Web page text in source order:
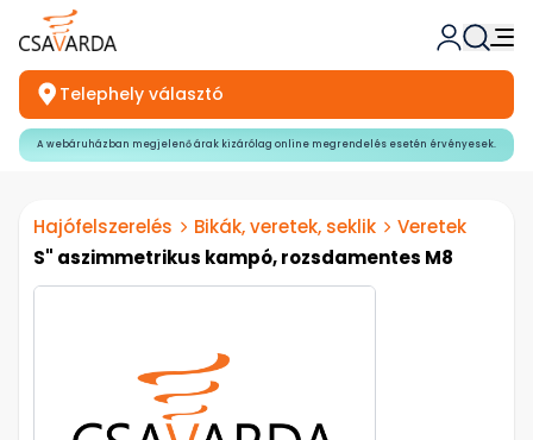
Telephely választó
A webáruházban megjelenő árak kizárólag online megrendelés esetén érvényesek.
Hajófelszerelés Bikák, veretek, seklik
Veretek
S" aszimmetrikus kampó, rozsdamentes M8